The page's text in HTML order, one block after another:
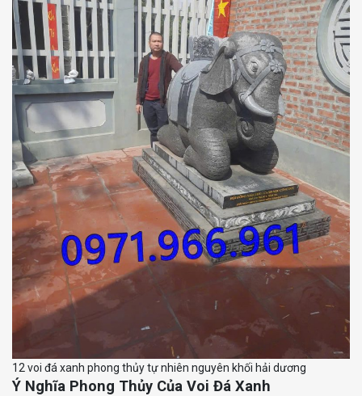
12 voi đá xanh phong thủy tự nhiên nguyên khối hải dương
Ý Nghĩa Phong Thủy Của Voi Đá Xanh